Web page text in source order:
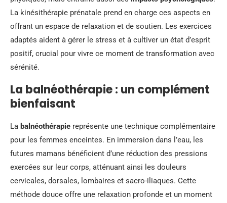
La kinésithérapie prénatale prend en charge ces aspects en
offrant un espace de relaxation et de soutien. Les exercices
adaptés aident à gérer le stress et à cultiver un état d’esprit
positif, crucial pour vivre ce moment de transformation avec
sérénité.
La balnéothérapie : un complément
bienfaisant
La balnéothérapie représente une technique complémentaire
pour les femmes enceintes. En immersion dans l’eau, les
futures mamans bénéficient d’une réduction des pressions
exercées sur leur corps, atténuant ainsi les douleurs
cervicales, dorsales, lombaires et sacro-iliaques. Cette
méthode douce offre une relaxation profonde et un moment